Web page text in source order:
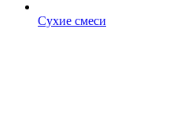
Сухие смеси